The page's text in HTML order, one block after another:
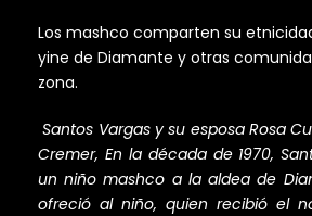
Los mashco comparten su
yine de Diamante y otras
zona.
Santos Vargas y su esposa Rosa
Cremer, En la década de 1970,
un niño mashco a la aldea de
ofreció al niño, quien recibió el